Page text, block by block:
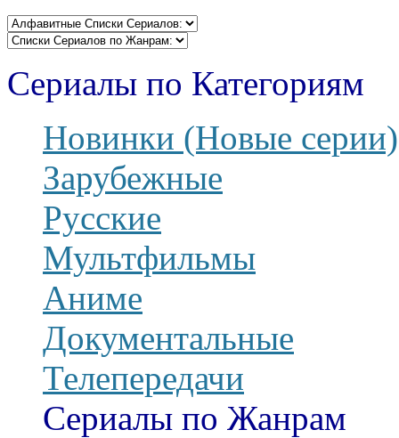
Сериалы по Категориям
Новинки (Новые серии)
Зарубежные
Русские
Мультфильмы
Аниме
Документальные
Телепередачи
Сериалы по Жанрам